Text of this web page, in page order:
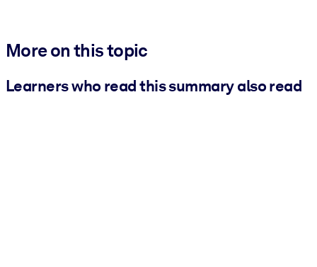
More on this topic
Learners who read this summary also read